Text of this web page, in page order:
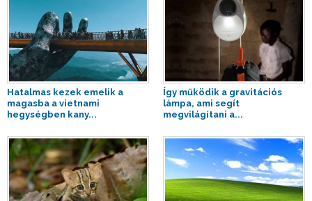
Hatalmas kezek emelik a
magasba a vietnami
hegységben kany...
Így működik a gravitációs
lámpa, ami segít
megvilágítani a...